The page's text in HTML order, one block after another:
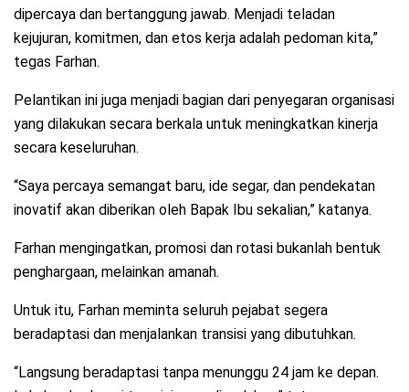
dipercaya dan bertanggung jawab. Menjadi teladan
kejujuran, komitmen, dan etos kerja adalah pedoman kita,”
tegas Farhan.
Pelantikan ini juga menjadi bagian dari penyegaran organisasi
yang dilakukan secara berkala untuk meningkatkan kinerja
secara keseluruhan.
“Saya percaya semangat baru, ide segar, dan pendekatan
inovatif akan diberikan oleh Bapak Ibu sekalian,” katanya.
Farhan mengingatkan, promosi dan rotasi bukanlah bentuk
penghargaan, melainkan amanah.
Untuk itu, Farhan meminta seluruh pejabat segera
beradaptasi dan menjalankan transisi yang dibutuhkan.
“Langsung beradaptasi tanpa menunggu 24 jam ke depan.